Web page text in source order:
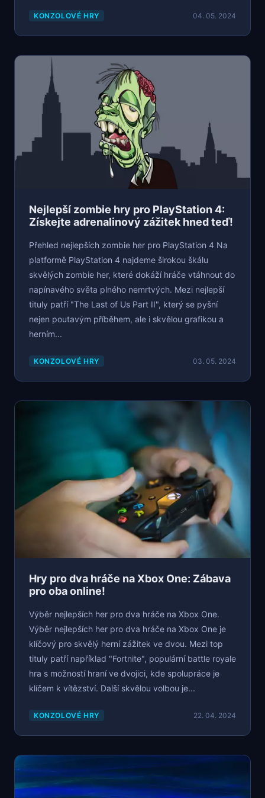
KONZOLOVÉ HRY 04. 05. 2024
Nejlepší zombie hry pro PlayStation 4:
Získejte adrenalinový zážitek hned teď!
Přehled nejlepších zombie her pro PlayStation 4 Na
platformě PlayStation 4 najdeme širokou škálu
skvělých zombie her, které dokáží hráče vtáhnout do
napínavého světa plného nemrtvých. Mezi nejlepší
tituly patří "The Last of Us Part II", který se pyšní
nejen poutavým příběhem, ale i skvělou grafikou a
herním...
KONZOLOVÉ HRY 03. 05. 2024
Hry pro dva hráče na Xbox One: Zábava
pro oba online!
Výběr nejlepších her pro dva hráče na Xbox One.
Výběr nejlepších her pro dva hráče na Xbox One je
klíčový pro skvělý herní zážitek ve dvou. Mezi top
tituly patří například "Fortnite", populární battle royale
hra s možností hraní ve dvojici, kde spolupráce je
klíčem k vítězství. Další skvělou volbou je...
KONZOLOVÉ HRY 22. 04. 2024